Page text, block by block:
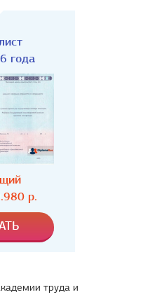
года
р.
труда и